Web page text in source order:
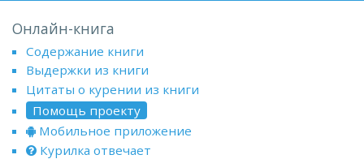
Онлайн-книга
Содержание книги
Выдержки из книги
Цитаты о курении из книги
Помощь проекту
Мобильное приложение
Курилка отвечает